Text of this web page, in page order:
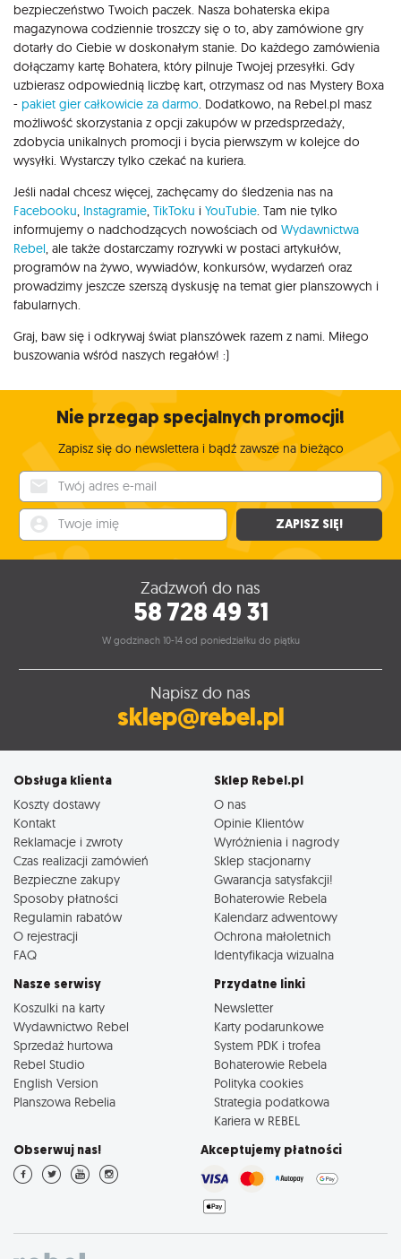
bezpieczeństwo Twoich paczek. Nasza bohaterska ekipa
magazynowa codziennie troszczy się o to, aby zamówione gry
dotarły do Ciebie w doskonałym stanie. Do każdego zamówienia
dołączamy kartę Bohatera, który pilnuje Twojej przesyłki. Gdy
uzbierasz odpowiednią liczbę kart, otrzymasz od nas Mystery Boxa
- pakiet gier całkowicie za darmo. Dodatkowo, na Rebel.pl masz
możliwość skorzystania z opcji zakupów w przedsprzedaży,
zdobycia unikalnych promocji i bycia pierwszym w kolejce do
wysyłki. Wystarczy tylko czekać na kuriera.
Jeśli nadal chcesz więcej, zachęcamy do śledzenia nas na
Facebooku, Instagramie, TikToku i YouTubie. Tam nie tylko
informujemy o nadchodzących nowościach od Wydawnictwa
Rebel, ale także dostarczamy rozrywki w postaci artykułów,
programów na żywo, wywiadów, konkursów, wydarzeń oraz
prowadzimy jeszcze szerszą dyskusję na temat gier planszowych i
fabularnych.
Graj, baw się i odkrywaj świat planszówek razem z nami. Miłego
buszowania wśród naszych regałów! :)
Nie przegap specjalnych promocji!
Zapisz się do newslettera i bądź zawsze na bieżąco
ZAPISZ SIĘ!
Zadzwoń do nas
58 728 49 31
W godzinach 10-14 od poniedziałku do piątku
Napisz do nas
sklep@rebel.pl
Obsługa klienta
Koszty dostawy
Kontakt
Reklamacje i zwroty
Czas realizacji zamówień
Bezpieczne zakupy
Sposoby płatności
Regulamin rabatów
O rejestracji
FAQ
Sklep Rebel.pl
O nas
Opinie Klientów
Wyróżnienia i nagrody
Sklep stacjonarny
Gwarancja satysfakcji!
Bohaterowie Rebela
Kalendarz adwentowy
Ochrona małoletnich
Identyfikacja wizualna
Nasze serwisy
Koszulki na karty
Wydawnictwo Rebel
Sprzedaż hurtowa
Rebel Studio
English Version
Planszowa Rebelia
Przydatne linki
Newsletter
Karty podarunkowe
System PDK i trofea
Bohaterowie Rebela
Polityka cookies
Strategia podatkowa
Kariera w REBEL
Obserwuj nas! Akceptujemy płatności